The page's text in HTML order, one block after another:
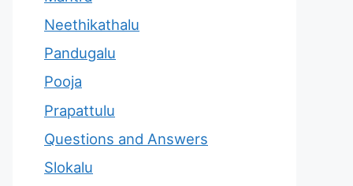
Neethikathalu
Pandugalu
Pooja
Prapattulu
Questions and Answers
Slokalu